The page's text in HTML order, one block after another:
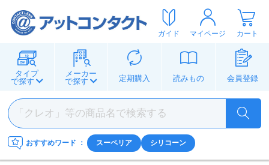
ガイド マイページ カート
タイプ
で探す
メーカー
で探す
定期購入 読みもの 会員登録
おすすめワード ： スーペリア シリコーン